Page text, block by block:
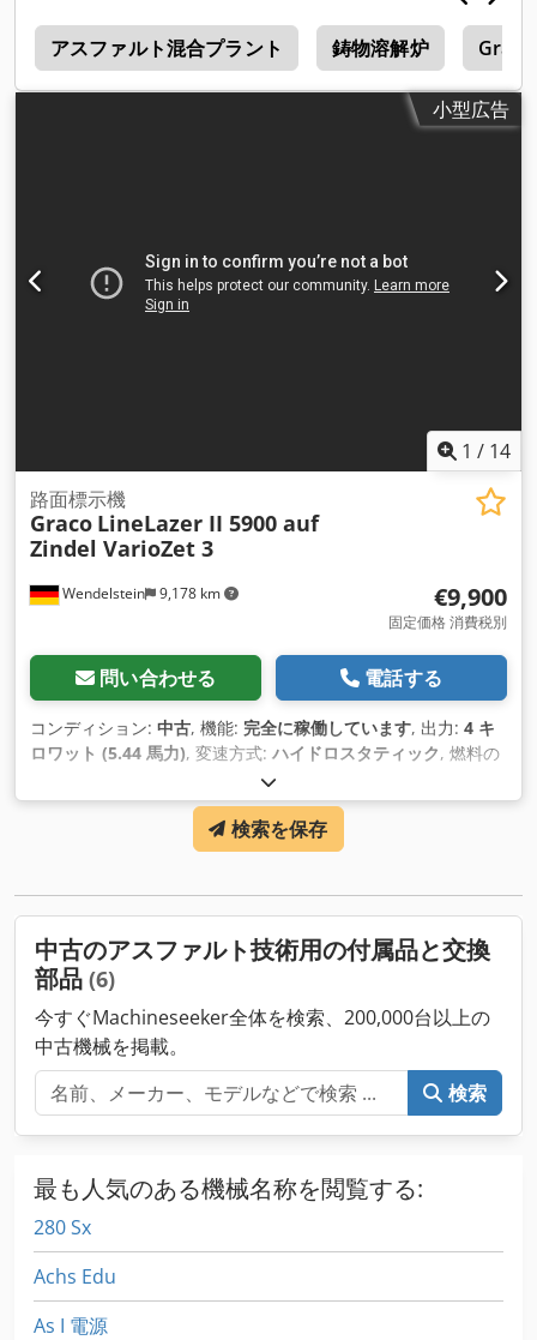
アスファルト混合プラント 鋳物溶解炉 Graco
小型広告
1 / 14
Wendelstein 9,178 km
路面標示機
Graco LineLazer II 5900 auf
Zindel VarioZet 3
€9,900
固定価格 消費税別
問い合わせる 電話する
コンディション: 中古, 機能: 完全に稼働しています, 出力: 4 キ
ロワット (5.44 馬力), 変速方式: ハイドロスタティック, 燃料の
, 座席数:
検索を保存
中古のアスファルト技術用の付属品と交換
部品 (6)
今すぐMachineseeker全体を検索、200,000台以上の
中古機械を掲載。
検索
最も人気のある機械名称を閲覧する:
280 Sx
Achs Edu
As I 電源